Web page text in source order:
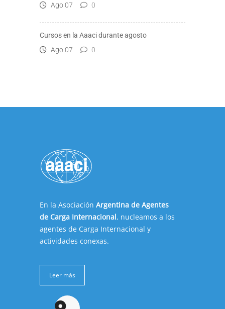
Ago 07
0
Cursos en la Aaaci durante agosto
Ago 07
0
En la Asociación Argentina de Agentes
de Carga Internacional, nucleamos a los
agentes de Carga Internacional y
actividades conexas.
Leer más